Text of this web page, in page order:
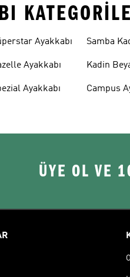
Ayakkabı
Ayakkabı
Ayakkabı
Samba
Kadin
Campus
ÜYE OL VE